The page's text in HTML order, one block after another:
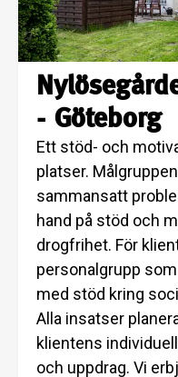
- Göteborg
Ett stöd- och
platser.
sammansatt
hand på stöd och
drogfrihet. För
personalgrupp
med stöd kring
Alla insatser
klientens
och uppdrag. Vi